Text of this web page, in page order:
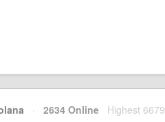
· 2634 Online Highest 6679